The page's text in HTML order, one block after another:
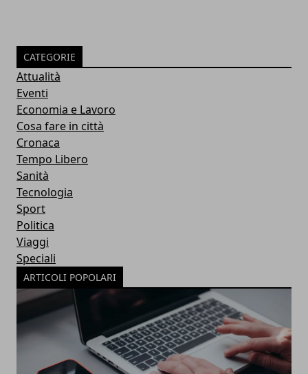
CATEGORIE
Attualità
Eventi
Economia e Lavoro
Cosa fare in città
Cronaca
Tempo Libero
Sanità
Tecnologia
Sport
Politica
Viaggi
Speciali
ARTICOLI POPOLARI